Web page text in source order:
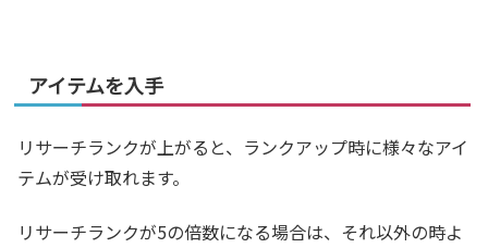
アイテムを入手
リサーチランクが上がると、ランクアップ時に様々なアイ
テムが受け取れます。
リサーチランクが5の倍数になる場合は、それ以外の時よ